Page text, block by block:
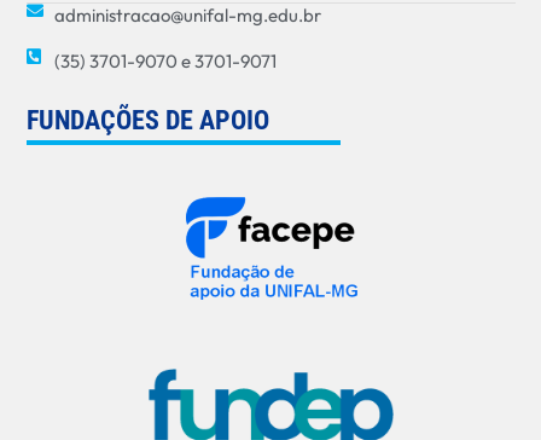
administracao@unifal-mg.edu.br
(35) 3701-9070 e 3701-9071
FUNDAÇÕES DE APOIO